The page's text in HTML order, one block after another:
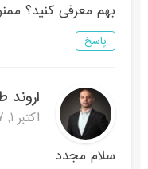
بهم معرفی کنید؟
پاسخ
اروند
اکتبر 1, 2017 در 9:18 ب.ظ
سلام مجدد